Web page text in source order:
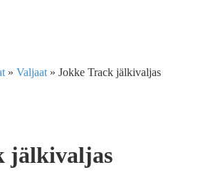
» Valjaat » Jokke Track jälkivaljas
jälkivaljas